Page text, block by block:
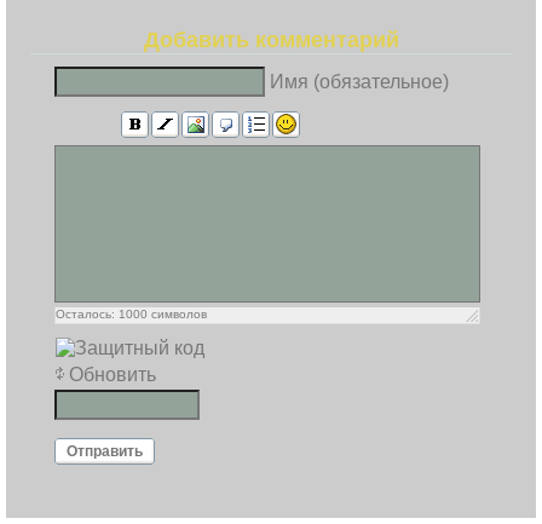
Добавить комментарий
Имя (обязательное)
Осталось: 1000 символов
Обновить
Отправить